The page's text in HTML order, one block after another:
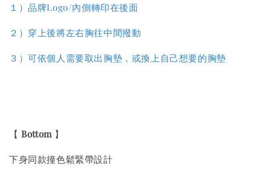
１）品牌Logo/內側轉印在後面
２） 穿上後將左右胸往中間撥動
３）可依個人需要取出胸墊，或換上自己想要的胸墊
【 Bottom 】
下身同款撞色鬆緊帶設計